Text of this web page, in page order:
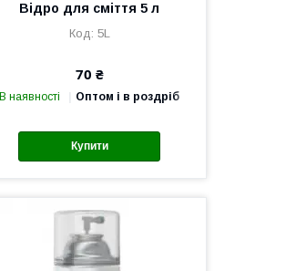
Відро для сміття 5 л
5L
70 ₴
В наявності Оптом і в роздріб
Купити